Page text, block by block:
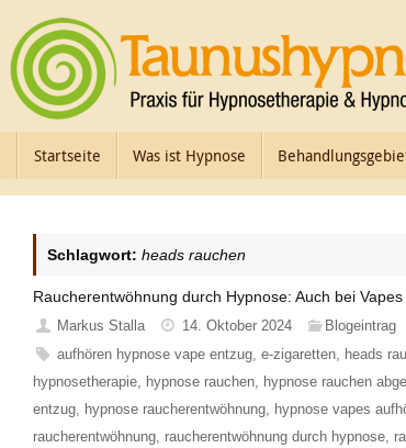
Inhalt
springen
InhaltStartseite Was ist Hypnose
Schlagwort: heads rauchen
Raucherentwöhnung durch Hypnose: Auch bei
Markus Stalla 14. Oktober 2024
Blogeintrag
aufhören hypnose vape entzug,e-zigaretten, heads
hypnosetherapie, hypnose rauchen, hypnose rauchen
entzug, hypnose raucherentwöhnung, hypnose vapes
raucherentwöhnung, raucherentwöhnung durch hypnose,